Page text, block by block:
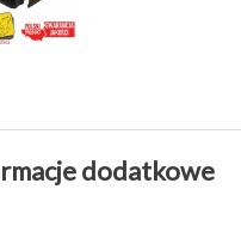
dodatkowe